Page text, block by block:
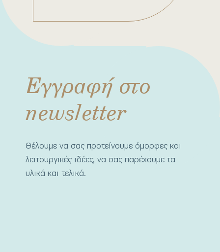
Εγγραφή στο
newsletter
Θέλουμε να σας προτείνουμε όμορφες και
λειτουργικές ιδέες, να σας παρέχουμε τα
υλικά και τελικά.